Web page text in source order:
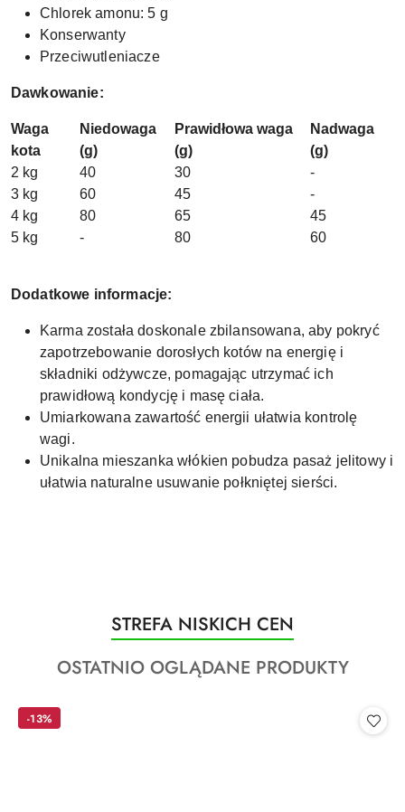
Chlorek amonu: 5 g
Konserwanty
Przeciwutleniacze
Dawkowanie:
Waga
kota
Niedowaga
(g)
Prawidłowa waga
(g)
Nadwaga
(g)
2 kg
40 30
-
3 kg
60 45
-
4 kg
80 65
45
5 kg
- 80 60
Dodatkowe informacje:
Karma została doskonale zbilansowana, aby pokryć
zapotrzebowanie dorosłych kotów na energię i
składniki odżywcze, pomagając utrzymać ich
prawidłową kondycję i masę ciała.
Umiarkowana zawartość energii ułatwia kontrolę
wagi.
Unikalna mieszanka włókien pobudza pasaż jelitowy i
ułatwia naturalne usuwanie połkniętej sierści.
Pomiń karuzelę produktów
Produkty
o
statusie:
STREFA NISKICH CEN
Produkty
statusie:
OSTATNIO OGLĄDANE PRODUKTY
-13%